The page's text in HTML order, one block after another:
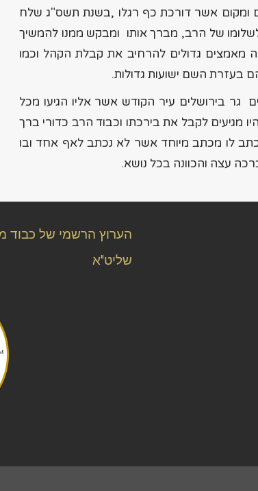
ומקום אשר דורכת כף רגלו ,בשנת תשס"ג שלח
של הרב, מברך אותו ומבקש ממנו להמשיך
מאמצים גדולים להרחיב את קבלת הקהל וכמו
בעזרת השם ישועות גדולות.
גר בירושלים עיר הקודש אשר אליו הגיעו מכל
מגיעים לקבל את בירכתו וכבוד הרב כדורי ברך
לו מכתב מיוחד אשר לא נכתב לאף אחד ובו
עצה והכוונה בכל נושא.
הערוץ הרשמי של כבוד
שליט"א